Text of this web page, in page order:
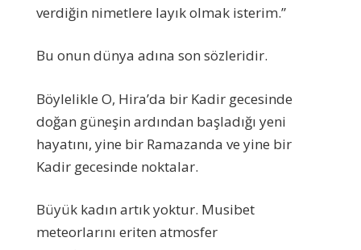
verdiğin nimetlere layık olmak isterim.”
Bu onun dünya adına son sözleridir.
Böylelikle O, Hira’da bir Kadir gecesinde
doğan güneşin ardından başladığı yeni
hayatını, yine bir Ramazanda ve yine bir
Kadir gecesinde noktalar.
Büyük kadın artık yoktur. Musibet
meteorlarını eriten atmosfer